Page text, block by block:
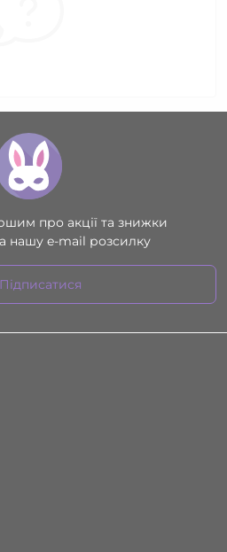
про акції та знижки
нашу e-mail розсилку
Підписатися